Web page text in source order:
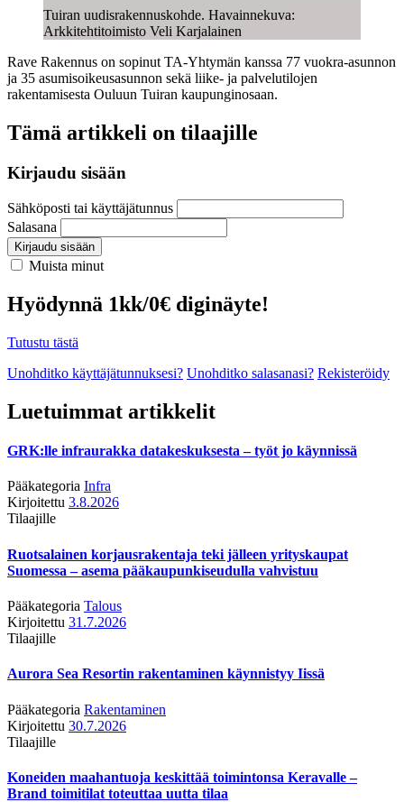
Tuiran uudisrakennuskohde. Havainnekuva:
Arkkitehtitoimisto Veli Karjalainen
Rave Rakennus on sopinut TA-Yhtymän kanssa 77 vuokra-asunnon
ja 35 asumisoikeusasunnon sekä liike- ja palvelutilojen
rakentamisesta Ouluun Tuiran kaupunginosaan.
Tämä artikkeli on tilaajille
Kirjaudu sisään
Sähköposti tai käyttäjätunnus
Salasana
Kirjaudu sisään
Muista minut
Hyödynnä 1kk/0€ diginäyte!
Tutustu tästä
Unohditko käyttäjätunnuksesi? Unohditko salasanasi? Rekisteröidy
Luetuimmat artikkelit
GRK:lle infraurakka datakeskuksesta – työt jo käynnissä
Pääkategoria Infra
Kirjoitettu 3.8.2026
Tilaajille
Ruotsalainen korjausrakentaja teki jälleen yrityskaupat
Suomessa – asema pääkaupunkiseudulla vahvistuu
Pääkategoria Talous
Kirjoitettu 31.7.2026
Tilaajille
Aurora Sea Resortin rakentaminen käynnistyy Iissä
Pääkategoria Rakentaminen
Kirjoitettu 30.7.2026
Tilaajille
Koneiden maahantuoja keskittää toimintonsa Keravalle –
Brand toimitilat toteuttaa uutta tilaa